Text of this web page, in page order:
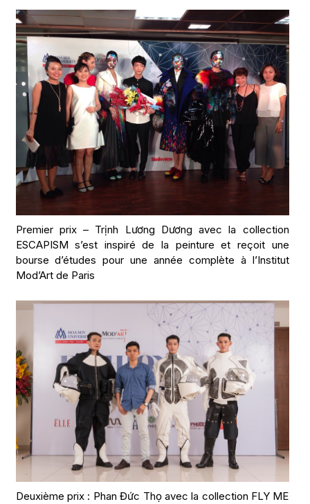
Premier prix – Trịnh Lương Dương avec la collection
ESCAPISM s’est inspiré de la peinture et reçoit une
bourse d’études pour une année complète à l’Institut
Mod’Art de Paris
Deuxième prix : Phan Đức Thọ avec la collection FLY ME